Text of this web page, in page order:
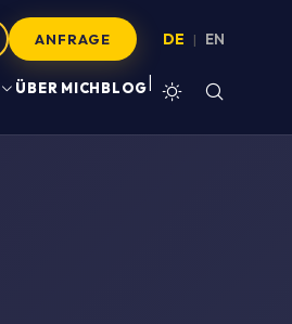
ANFRAGE DE | EN
ÜBER MICHBLOG